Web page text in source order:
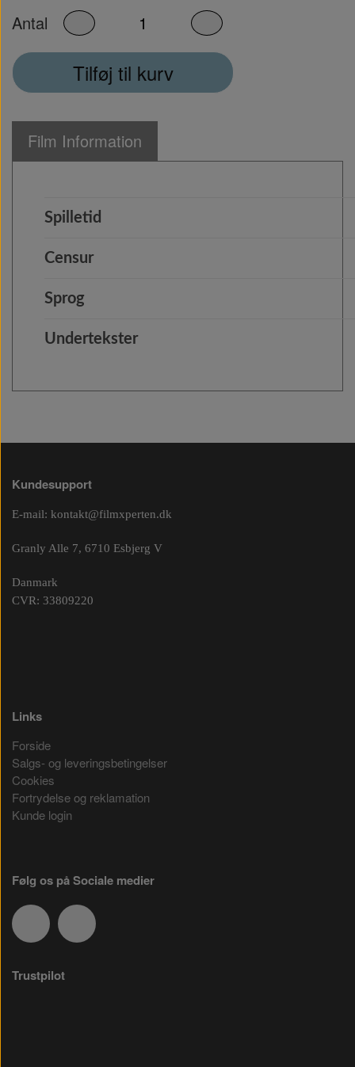
Antal
Tilføj til kurv
Film Information
Spilletid
Censur
Sprog
Undertekster
Kundesupport
E-mail: kontakt@filmxperten.dk
Granly Alle 7, 6710 Esbjerg V
Danmark
CVR: 33809220
Links
Forside
Salgs- og leveringsbetingelser
Cookies
Fortrydelse og reklamation
Kunde login
Følg os på Sociale medier
Trustpilot